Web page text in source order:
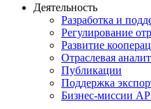
Деятельность
Разработка и
Регулирование
Развитие
Отраслевая
Публикации
Поддержка
Бизнес-миссии